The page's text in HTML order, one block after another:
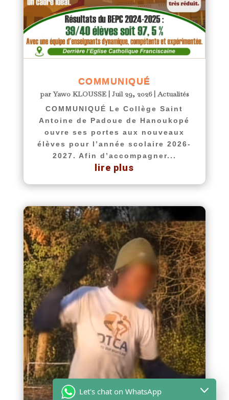
COMMUNIQUÉ
parYawo KLOUSSE| Juil 29, 2026|Actualités
COMMUNIQUÉ Le Collège Saint
Antoine de Padoue de Hanoukopé
ouvre ses portes aux nouveaux
élèves pour l’année scolaire 2026-
2027. Afin d’accompagner...
lire plus
Let's chat on WhatsApp